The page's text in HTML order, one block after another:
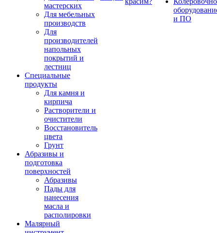
мастерских
Для мебельных
производств
Для
производителей
напольных
покрытий и
лестниц
Специальные
продукты
Для камня и
кирпича
Растворители и
очистители
Восстановитель
цвета
Грунт
Абразивы и
подготовка
поверхностей
Абразивы
Пады для
нанесения
масла и
располировки
Малярный
и ПО